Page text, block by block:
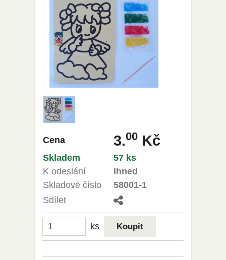
Cena 3.00 Kč
Skladem
57 ks
K odeslání
Ihned
Skladové číslo
58001-1
Sdílet
ks